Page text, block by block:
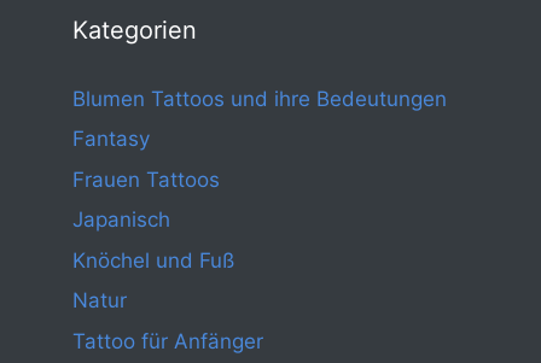
Kategorien
Blumen Tattoos und ihre Bedeutungen
Fantasy
Frauen Tattoos
Japanisch
Knöchel und Fuß
Natur
Tattoo für Anfänger